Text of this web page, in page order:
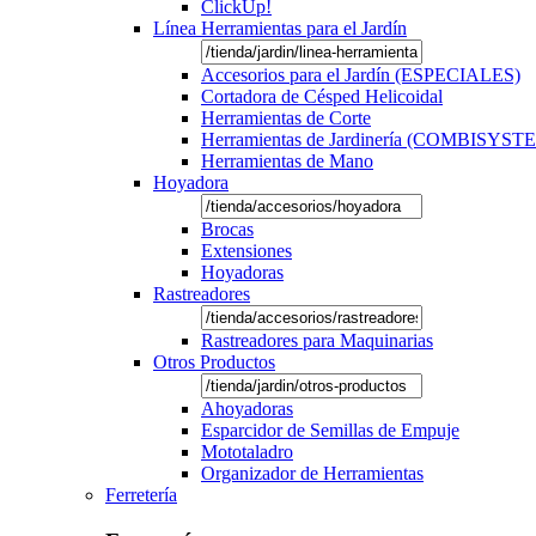
ClickUp!
Línea Herramientas para el Jardín
Accesorios para el Jardín (ESPECIALES)
Cortadora de Césped Helicoidal
Herramientas de Corte
Herramientas de Jardinería
Herramientas de Mano
Hoyadora
Brocas
Extensiones
Hoyadoras
Rastreadores
Rastreadores para Maquinarias
Otros Productos
Ahoyadoras
Esparcidor de Semillas de Empuje
Mototaladro
Organizador de Herramientas
Ferretería